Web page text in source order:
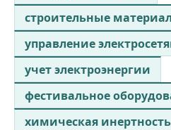
строительные
управление
учет электроэнергии
фестивальное
химическая инертность